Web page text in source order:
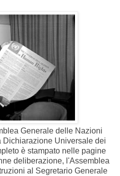
Generale delle Nazioni
Dichiarazione Universale dei
è stampato nelle pagine
deliberazione, l'Assemblea
al Segretario Generale